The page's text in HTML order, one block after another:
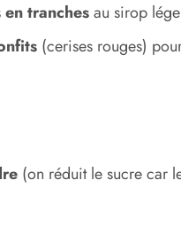
en tranchesau sirop
(cerises rouges)
(on réduit le sucre car